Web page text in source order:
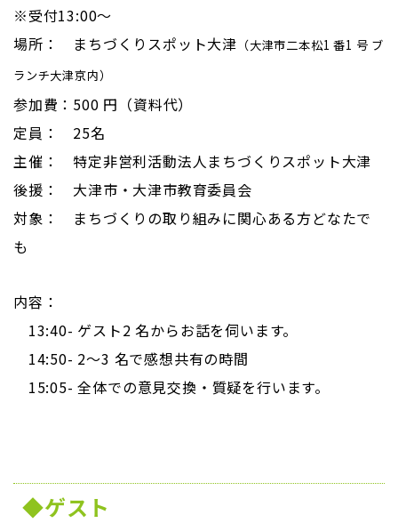
※受付13:00～
場所： まちづくりスポット大津 （大津市二本松1 番1 号 ブ
ランチ大津京内）
参加費：500 円（資料代）
定員： 25名
主催： 特定非営利活動法人まちづくりスポット大津
後援： 大津市・大津市教育委員会
対象： まちづくりの取り組みに関心ある方どなたで
も
内容：
13:40- ゲスト2 名からお話を伺います。
14:50- 2～3 名で感想共有の時間
15:05- 全体での意見交換・質疑を行います。
◆ゲスト